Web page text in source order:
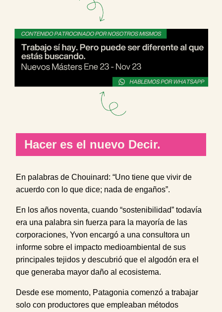
Hacer es el nuevo Decir.
En palabras de Chouinard: “Uno tiene que vivir de
acuerdo con lo que dice; nada de engaños”.
En los años noventa, cuando “sostenibilidad” todavía
era una palabra sin fuerza para la mayoría de las
corporaciones, Yvon encargó a una consultora un
informe sobre el impacto medioambiental de sus
principales tejidos y descubrió que el algodón era el
que generaba mayor daño al ecosistema.
Desde ese momento, Patagonia comenzó a trabajar
solo con productores que empleaban métodos